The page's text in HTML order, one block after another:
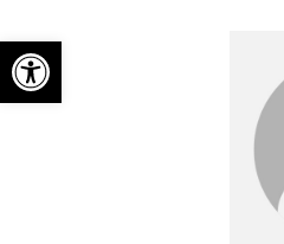
Abrir barra de herramientas